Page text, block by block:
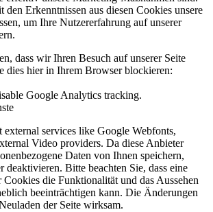
Erkenntnissen aus diesen Cookies unsere
um Ihre Nutzererfahrung auf unserer
dass wir Ihren Besuch auf unserer Seite
dies hier in Ihrem Browser blockieren:
Google Analytics tracking.
external services like Google Webfonts,
Video providers. Da diese Anbieter
Daten von Ihnen speichern,
deaktivieren. Bitte beachten Sie, dass eine
die Funktionalität und das Aussehen
beeinträchtigen kann. Die Änderungen
der Seite wirksam.